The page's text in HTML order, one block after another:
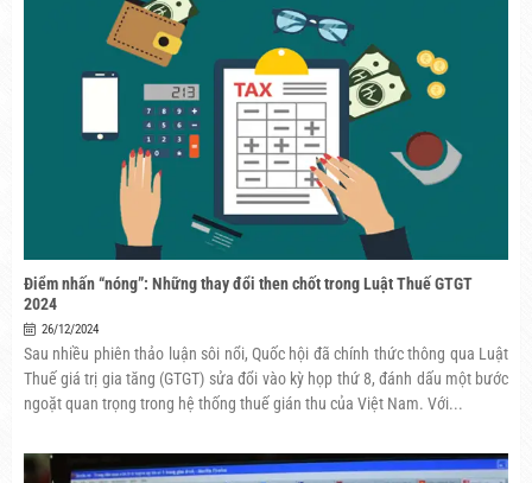
Điểm nhấn “nóng”: Những thay đổi then chốt trong Luật Thuế GTGT
2024
26/12/2024
Sau nhiều phiên thảo luận sôi nổi, Quốc hội đã chính thức thông qua Luật
Thuế giá trị gia tăng (GTGT) sửa đổi vào kỳ họp thứ 8, đánh dấu một bước
ngoặt quan trọng trong hệ thống thuế gián thu của Việt Nam. Với...